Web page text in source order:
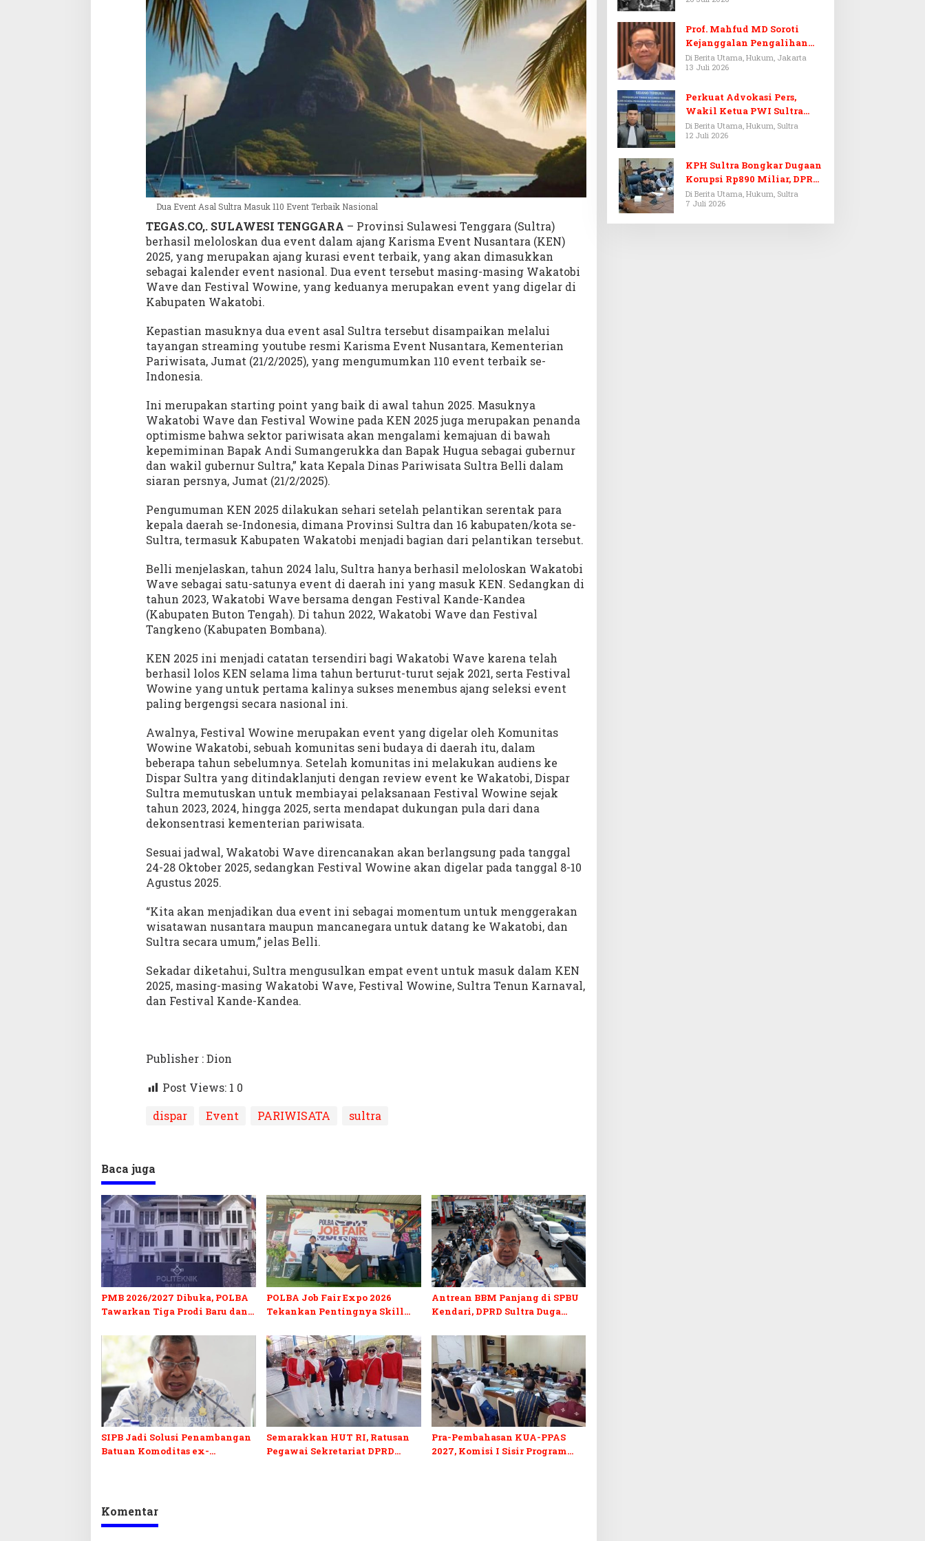
t
T
e
r
b
a
i
N
a
i
o
n
a
Dua Event Asal Sultra Masuk 110 Event Terbaik Nasional
TEGAS.CO,. SULAWESI TENGGARA – Provinsi Sulawesi Tenggara (Sultra)
berhasil meloloskan dua event dalam ajang Karisma Event Nusantara (KEN)
2025, yang merupakan ajang kurasi event terbaik, yang akan dimasukkan
sebagai kalender event nasional. Dua event tersebut masing-masing Wakatobi
Wave dan Festival Wowine, yang keduanya merupakan event yang digelar di
Kabupaten Wakatobi.
Kepastian masuknya dua event asal Sultra tersebut disampaikan melalui
tayangan streaming youtube resmi Karisma Event Nusantara, Kementerian
Pariwisata, Jumat (21/2/2025), yang mengumumkan 110 event terbaik se-
Indonesia.
Ini merupakan starting point yang baik di awal tahun 2025. Masuknya
Wakatobi Wave dan Festival Wowine pada KEN 2025 juga merupakan penanda
optimisme bahwa sektor pariwisata akan mengalami kemajuan di bawah
kepemiminan Bapak Andi Sumangerukka dan Bapak Hugua sebagai gubernur
dan wakil gubernur Sultra,” kata Kepala Dinas Pariwisata Sultra Belli dalam
siaran persnya, Jumat (21/2/2025).
Pengumuman KEN 2025 dilakukan sehari setelah pelantikan serentak para
kepala daerah se-Indonesia, dimana Provinsi Sultra dan 16 kabupaten/kota se-
Sultra, termasuk Kabupaten Wakatobi menjadi bagian dari pelantikan tersebut.
Belli menjelaskan, tahun 2024 lalu, Sultra hanya berhasil meloloskan Wakatobi
Wave sebagai satu-satunya event di daerah ini yang masuk KEN. Sedangkan di
tahun 2023, Wakatobi Wave bersama dengan Festival Kande-Kandea
(Kabupaten Buton Tengah). Di tahun 2022, Wakatobi Wave dan Festival
Tangkeno (Kabupaten Bombana).
KEN 2025 ini menjadi catatan tersendiri bagi Wakatobi Wave karena telah
berhasil lolos KEN selama lima tahun berturut-turut sejak 2021, serta Festival
Wowine yang untuk pertama kalinya sukses menembus ajang seleksi event
paling bergengsi secara nasional ini.
Awalnya, Festival Wowine merupakan event yang digelar oleh Komunitas
Wowine Wakatobi, sebuah komunitas seni budaya di daerah itu, dalam
beberapa tahun sebelumnya. Setelah komunitas ini melakukan audiens ke
Dispar Sultra yang ditindaklanjuti dengan review event ke Wakatobi, Dispar
Sultra memutuskan untuk membiayai pelaksanaan Festival Wowine sejak
tahun 2023, 2024, hingga 2025, serta mendapat dukungan pula dari dana
dekonsentrasi kementerian pariwisata.
Sesuai jadwal, Wakatobi Wave direncanakan akan berlangsung pada tanggal
24-28 Oktober 2025, sedangkan Festival Wowine akan digelar pada tanggal 8-10
Agustus 2025.
“Kita akan menjadikan dua event ini sebagai momentum untuk menggerakan
wisatawan nusantara maupun mancanegara untuk datang ke Wakatobi, dan
Sultra secara umum,” jelas Belli.
Sekadar diketahui, Sultra mengusulkan empat event untuk masuk dalam KEN
2025, masing-masing Wakatobi Wave, Festival Wowine, Sultra Tenun Karnaval,
dan Festival Kande-Kandea.
Publisher : Dion
Post Views: 1 0
dispar
Event PARIWISATA sultra
Baca juga
PMB 2026/2027 Dibuka, POLBA
Tawarkan Tiga Prodi Baru dan
POLBA Job Fair Expo 2026
Tekankan Pentingnya Skill
Antrean BBM Panjang di SPBU
Kendari, DPRD Sultra Duga
SIPB Jadi Solusi Penambangan
Batuan Komoditas ex-
Semarakkan HUT RI, Ratusan
Pegawai Sekretariat DPRD
Pra-Pembahasan KUA-PPAS
2027, Komisi I Sisir Program
Komentar
Prof. Mahfud MD Soroti
Kejanggalan Pengalihan
Penyelidikan Tersangka
Febrie Adriansyah
Di Berita Utama, Hukum, Jakarta
13 Juli 2026
Perkuat Advokasi Pers,
Wakil Ketua PWI Sultra
Resmi Dilantik Menjadi
Advokat PERADI
Di Berita Utama, Hukum, Sultra
12 Juli 2026
KPH Sultra Bongkar Dugaan
Korupsi Rp890 Miliar, DPRD
Sultra Gelar RDP
Di Berita Utama, Hukum, Sultra
7 Juli 2026